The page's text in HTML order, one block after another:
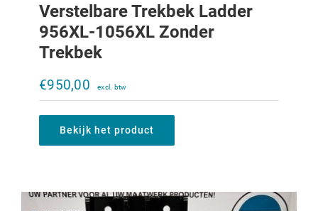
Verstelbare Trekbek Ladder
956XL-1056XL Zonder
Trekbek
€950,00
Bekijk het product
Verstelbare trekbek Ladder 644-856
€950,00